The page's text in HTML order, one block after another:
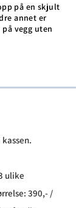
på en skjult
annet er
vegg uten
ulike
390,- /